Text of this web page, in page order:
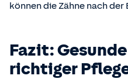
können die Zähne nach
Fazit:
richtiger